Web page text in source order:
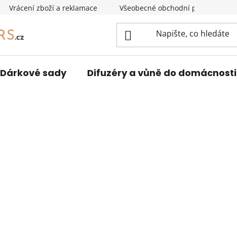
Vrácení zboží a reklamace Všeobecné obchodní podmínky
Dárkové sady Difuzéry a vůně do domácnosti